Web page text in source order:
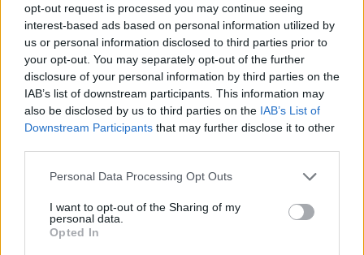
opt-out request is processed you may continue seeing
interest-based ads based on personal information utilized by
us or personal information disclosed to third parties prior to
your opt-out. You may separately opt-out of the further
disclosure of your personal information by third parties on the
IAB’s list of downstream participants. This information may
also be disclosed by us to third parties on the IAB’s List of
Downstream Participants that may further disclose it to other
Personal Data Processing Opt Outs
I want to opt-out of the Sharing of my
personal data.
Opted In
av fyra flerbostadshus i Solberga i Stockholm
stoppas när Mark- och miljööverdomstolen
upphäver detaljplanen, rapporterar DN.
Anledningen är att bygget skulle störa vilda
fåglar, bland annat den rödlistade mindre
hackspetten.
I området där 130 lägenheter planerats, finns
som skyddas av EU.
Det handlar främst om häckningsmiljöer för
mindre och större hackspett, gröngöling,
svartmes och trädkrypare samt födobiotyper för